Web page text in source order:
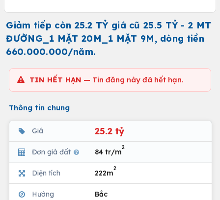
Giảm tiếp còn 25.2 TỶ giá cũ 25.5 TỶ - 2 MT
ĐƯỜNG_1 MẶT 20M_1 MẶT 9M, dòng tiền
660.000.000/năm.
TIN HẾT HẠN — Tin đăng này đã hết hạn.
Thông tin chung
Giá 25.2 tỷ
Đơn giá đất 84 tr/m
2
Diện tích 222m
2
Hướng Bắc